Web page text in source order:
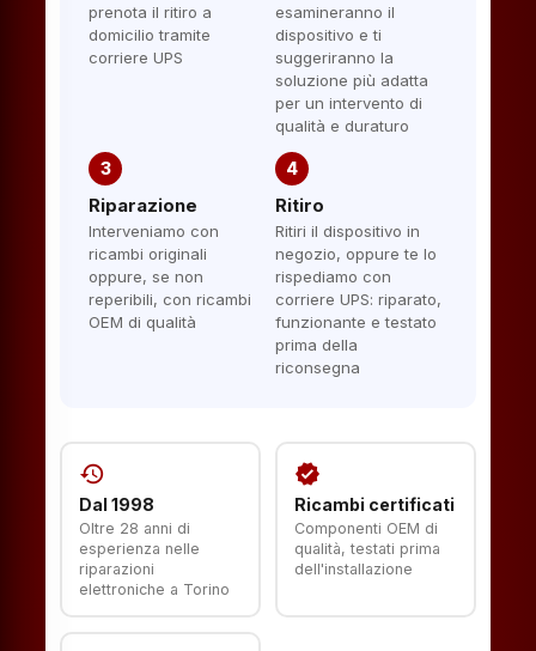
prenota il ritiro a
domicilio tramite
corriere UPS
esamineranno il
dispositivo e ti
suggeriranno la
soluzione più adatta
per un intervento di
qualità e duraturo
3
Riparazione
Interveniamo con
ricambi originali
oppure, se non
reperibili, con ricambi
OEM di qualità
4
Ritiro
Ritiri il dispositivo in
negozio, oppure te lo
rispediamo con
corriere UPS: riparato,
funzionante e testato
prima della
riconsegna
history
Dal 1998
Oltre 28 anni di
esperienza nelle
riparazioni
elettroniche a Torino
verified
Ricambi certificati
Componenti OEM di
qualità, testati prima
dell'installazione